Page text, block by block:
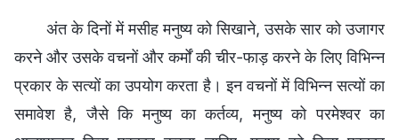
अंत के दिनों में मसीह मनुष्य को सिखाने, उसके सार को उजागर
करने और उसके वचनों और कर्मों की चीर-फाड़ करने के लिए विभिन्न
प्रकार के सत्यों का उपयोग करता है। इन वचनों में विभिन्न सत्यों का
समावेश है, जैसे कि मनुष्य का कर्तव्य, मनुष्य को परमेश्वर का